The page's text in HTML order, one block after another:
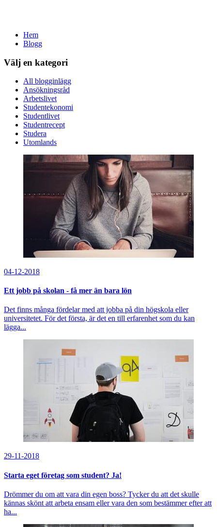
Hem
Blogg
Välj en kategori
All blogginlägg
Ansökningsråd
Arbetslivet
Studentekonomi
Studentlivet
Studentrecept
Studera
Utomlands
04-12-2018
Ett jobb på skolan - få mer än bara lön
Det finns många fördelar med att jobba på din högskola eller
universitetet. För det första, är det en till erfarenhet som du kan
lägga...
29-11-2018
Starta eget företag som student? Ja!
Drömmer du om att vara din egen boss? Tycker du att det skulle
kännas skönt att arbeta ensam eller vara den som bestämmer efter att
ha...